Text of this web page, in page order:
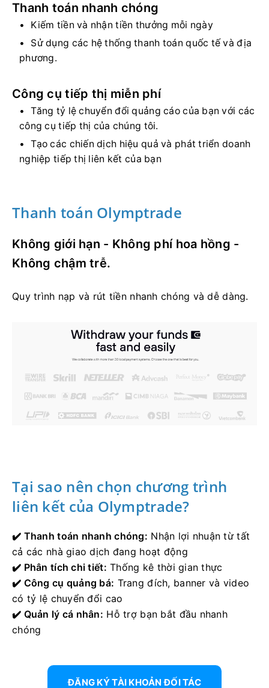
Thanh toán nhanh chóng
Kiếm tiền và nhận tiền thưởng mỗi ngày
Sử dụng các hệ thống thanh toán quốc tế và địa
phương.
Công cụ tiếp thị miễn phí
Tăng tỷ lệ chuyển đổi quảng cáo của bạn với các
công cụ tiếp thị của chúng tôi.
Tạo các chiến dịch hiệu quả và phát triển doanh
nghiệp tiếp thị liên kết của bạn
Thanh toán Olymptrade
Không giới hạn - Không phí hoa hồng -
Không chậm trễ.
Quy trình nạp và rút tiền nhanh chóng và dễ dàng.
Tại sao nên chọn chương trình
liên kết của Olymptrade?
✔️ Thanh toán nhanh chóng: Nhận lợi nhuận từ tất
cả các nhà giao dịch đang hoạt động
✔️ Phân tích chi tiết: Thống kê thời gian thực
✔️ Công cụ quảng bá: Trang đích, banner và video
có tỷ lệ chuyển đổi cao
✔️ Quản lý cá nhân: Hỗ trợ bạn bắt đầu nhanh
chóng
ĐĂNG KÝ TÀI KHOẢN ĐỐI TÁC